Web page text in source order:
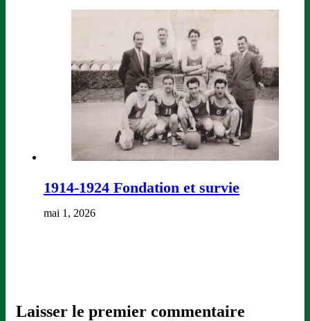
1914-1924 Fondation et survie
mai 1, 2026
Laisser le premier commentaire